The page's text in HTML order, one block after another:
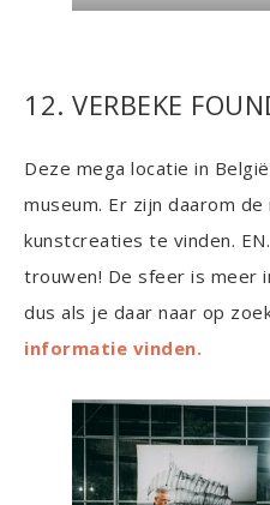
12. VERBEKE
Deze mega locatie in
museum. Er zijn daarom
kunstcreaties te vinden.
trouwen! De sfeer is meer
dus als je daar naar op
informatie vinden.